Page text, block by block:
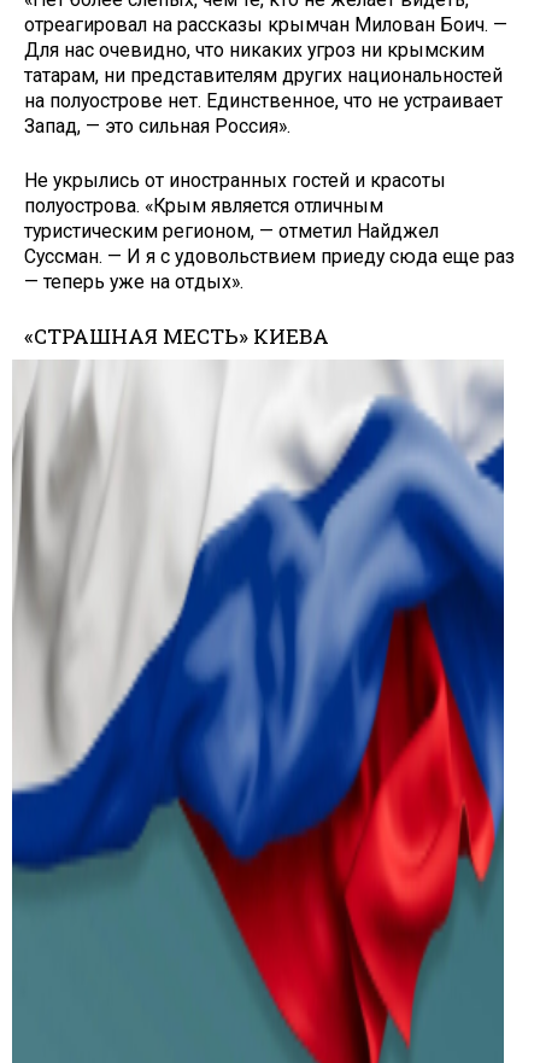
отреагировал на рассказы крымчан Милован Боич. —
Для нас очевидно, что ника­ких угроз ни крымским
татарам, ни представителям других наци­ональностей
на полуострове нет. Единственное, что не устраивает
Запад, — это сильная Россия».
Не укрылись от иностранных го­стей и красоты
полуострова. «Крым является отличным
туристическим регионом, — отметил Найджел
Суссман. — И я с удовольствием приеду сюда еще раз
— теперь уже на от­дых».
«СТРАШНАЯ МЕСТЬ» КИЕВА